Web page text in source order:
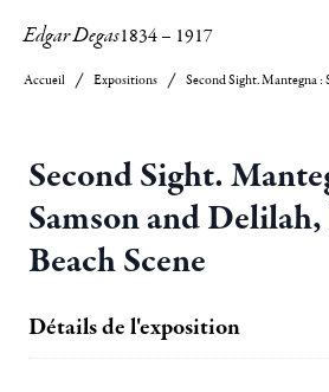
Edgar Degas1834– 1917
Accueil Expositions
Second Sight.
Samson and Delilah,
Beach Scene
Détails de l'exposition